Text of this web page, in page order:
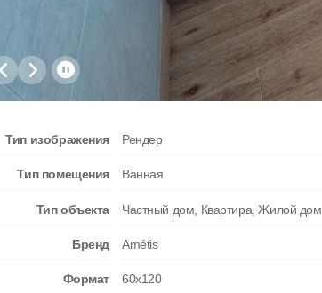
Тип изображения Рендер
Тип помещения Ванная
Тип объекта Частный дом, Квартира, Жилой дом
Бренд Amétis
Формат 60x120